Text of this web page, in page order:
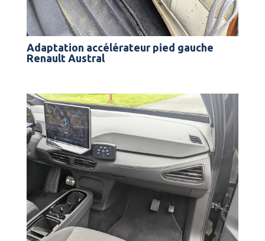
Adaptation accélérateur pied gauche
Renault Austral